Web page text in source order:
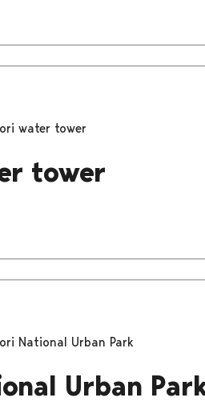
water tower
tower
National Urban Park
Urban